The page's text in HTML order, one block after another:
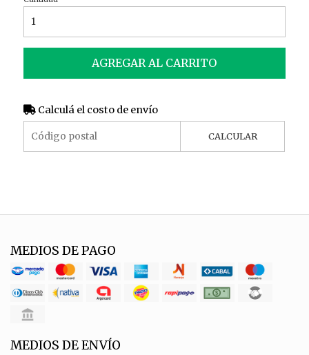
AGREGAR AL CARRITO
Calculá el costo de envío
CALCULAR
MEDIOS DE PAGO
MEDIOS DE ENVÍO